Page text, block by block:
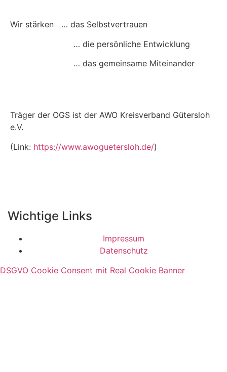
Wir stärken … das Selbstvertrauen
… die persönliche Entwicklung
… das gemeinsame Miteinander
Träger der OGS ist der AWO Kreisverband Gütersloh
e.V.
(Link: https://www.awoguetersloh.de/)
Wichtige Links
Impressum
Datenschutz
DSGVO Cookie Consent mit Real Cookie Banner